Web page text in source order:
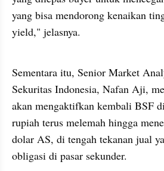
yang bisa mendorong kenaikan
yield," jelasnya.
Sementara itu, Senior Market
Sekuritas Indonesia, Nafan Aji,
akan mengaktifkan kembali BSF
rupiah terus melemah hingga
dolar AS, di tengah tekanan jual
obligasi di pasar sekunder.